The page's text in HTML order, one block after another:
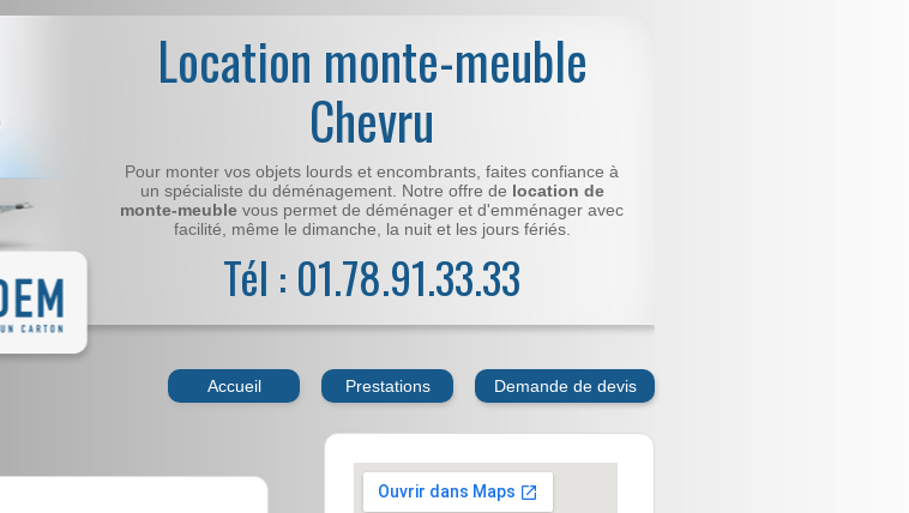
Location monte-meuble
Chevru
Pour monter vos objets lourds et encombrants, faites confiance à
un spécialiste du déménagement. Notre offre de location de
monte-meuble vous permet de déménager et d'emménager avec
facilité, même le dimanche, la nuit et les jours fériés.
Tél : 01.78.91.33.33
Accueil Prestations Demande de devis